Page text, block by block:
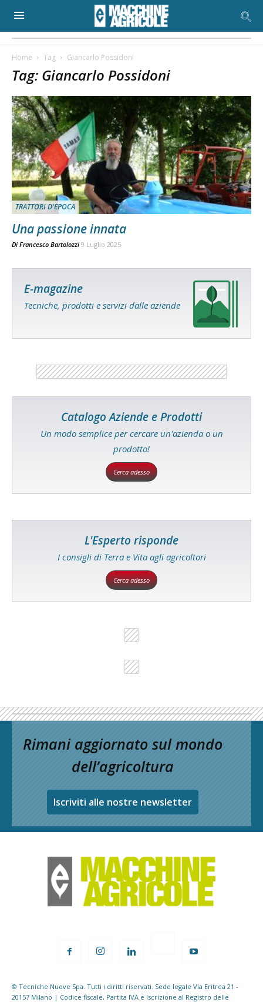
Home Tag Giancarlo Possidoni
Tag: Giancarlo Possidoni
TRATTORI D'EPOCA
Una passione innata
Di Francesco Bartolozzi 9 Luglio 2025
E-magazine
Tecniche, prodotti e servizi dalle aziende
Catalogo Aziende e Prodotti
Un modo semplice per cercare un'azienda o un
prodotto!
Cerca adesso
L'Esperto risponde
I consigli di Terra e Vita agli agricoltori
Cerca adesso
Rimani aggiornato sul mondo
dell’agricoltura
Iscriviti alle nostre newsletter
© Tecniche Nuove Spa. Tutti i diritti riservati. Sede legale Via Eritrea 21 -
20157 Milano | Codice fiscale, Partita IVA e Iscrizione al Registro delle